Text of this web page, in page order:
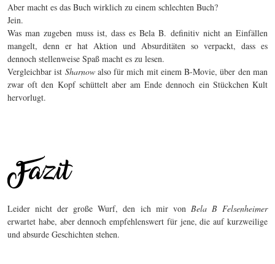
Aber macht es das Buch wirklich zu einem schlechten Buch?
Jein.
Was man zugeben muss ist, dass es Bela B. definitiv nicht an Einfällen
mangelt, denn er hat Aktion und Absurditäten so verpackt, dass es
dennoch stellenweise Spaß macht es zu lesen.
Vergleichbar ist Sharnowalso für mich mit einem B-Movie, über den man
zwar oft den Kopf schüttelt aber am Ende dennoch ein Stückchen Kult
hervorlugt.
Leider nicht der große Wurf, den ich mir von Bela B Felsenheimer
erwartet habe, aber dennoch empfehlenswert für jene, die auf kurzweilige
und absurde Geschichten stehen.